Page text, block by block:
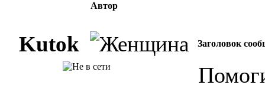
Автор
Kutok Заголовок